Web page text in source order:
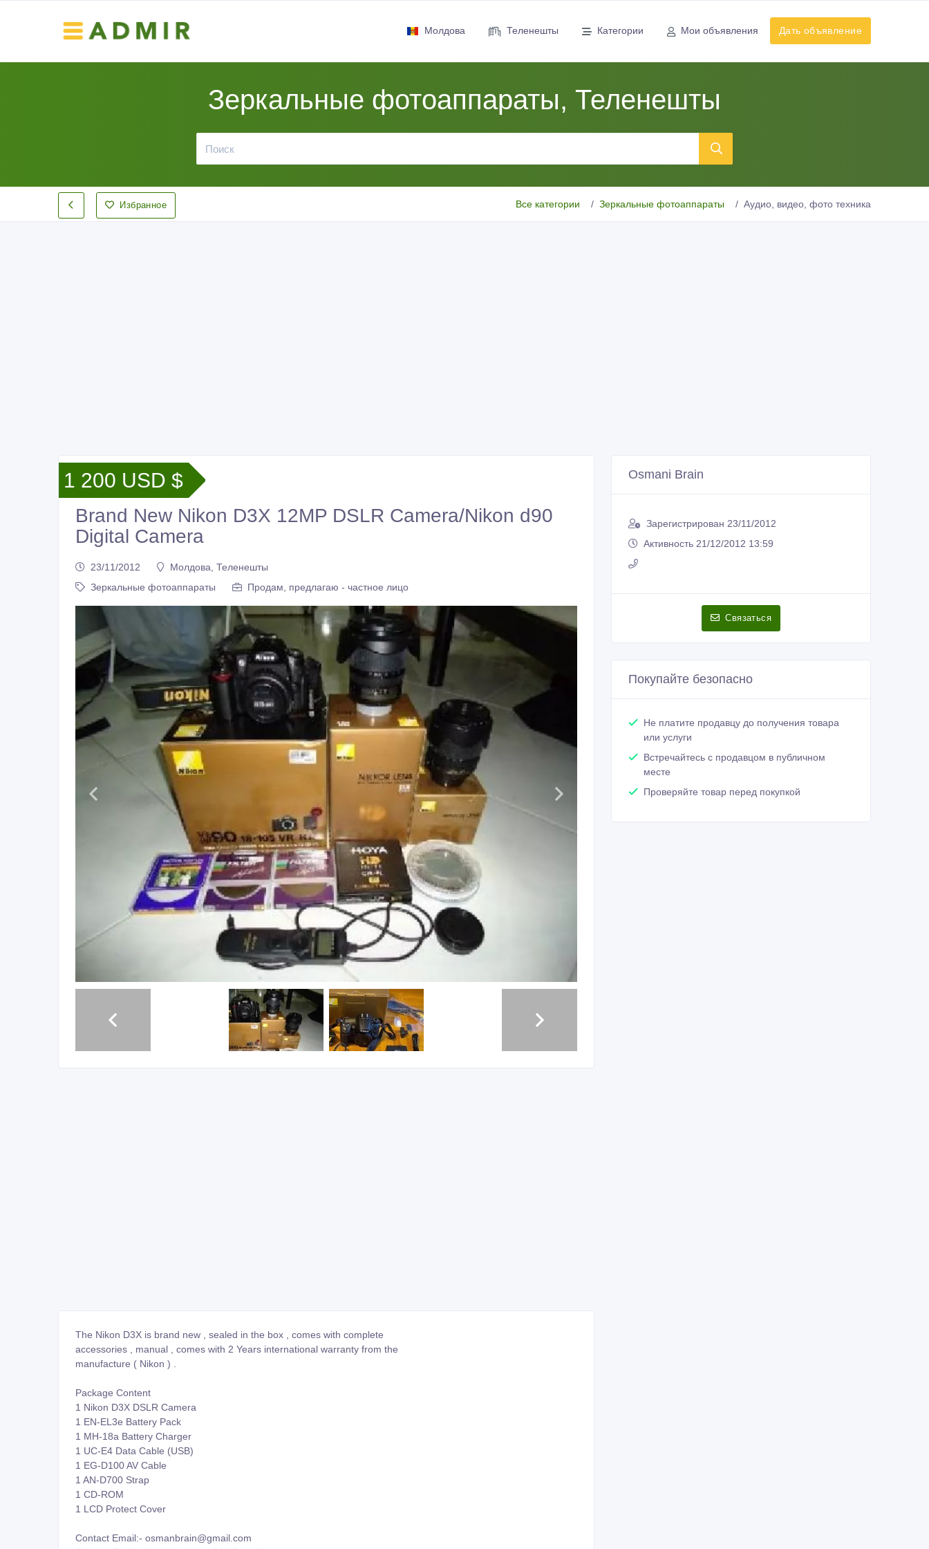
Молдова Теленешты Категории Мои объявления Дать объявление
Зеркальные фотоаппараты, Теленешты
Избранное Все категории Зеркальные фотоаппараты Аудио, видео, фото техника
1 200 USD $
Brand New Nikon D3X 12MP DSLR Camera/Nikon d90
Digital Camera
23/11/2012
Молдова, Теленешты
Зеркальные фотоаппараты
Продам, предлагаю - частное лицо
Package Content
1 Nikon D3X DSLR Camera
1 MH-18a Battery Charger
1 UC-E4 Data Cable (USB)
1 EG-D100 AV Cable
1 AN-D700 Strap
1 CD-ROM
1 LCD Protect Cover
Contact Email:- osmanbrain@gmail.com
Contact Email:- fazilah.tradenet000@gmail.com
Skype:- alberto.isla1980
Osmani Brain
Зарегистрирован 23/11/2012
Активность 21/12/2012 13:59
Связаться
Покупайте безопасно
Не платите продавцу до получения товара
или услуги
Встречайтесь с продавцом в публичном
месте
Проверяйте товар перед покупкой